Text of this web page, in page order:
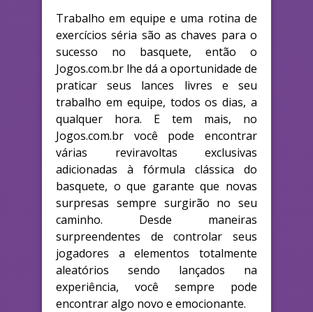
Trabalho em equipe e uma rotina de
exercícios séria são as chaves para o
sucesso no basquete, então o
Jogos.com.br lhe dá a oportunidade de
praticar seus lances livres e seu
trabalho em equipe, todos os dias, a
qualquer hora. E tem mais, no
Jogos.com.br você pode encontrar
várias reviravoltas exclusivas
adicionadas à fórmula clássica do
basquete, o que garante que novas
surpresas sempre surgirão no seu
caminho. Desde maneiras
surpreendentes de controlar seus
jogadores a elementos totalmente
aleatórios sendo lançados na
experiência, você sempre pode
encontrar algo novo e emocionante.